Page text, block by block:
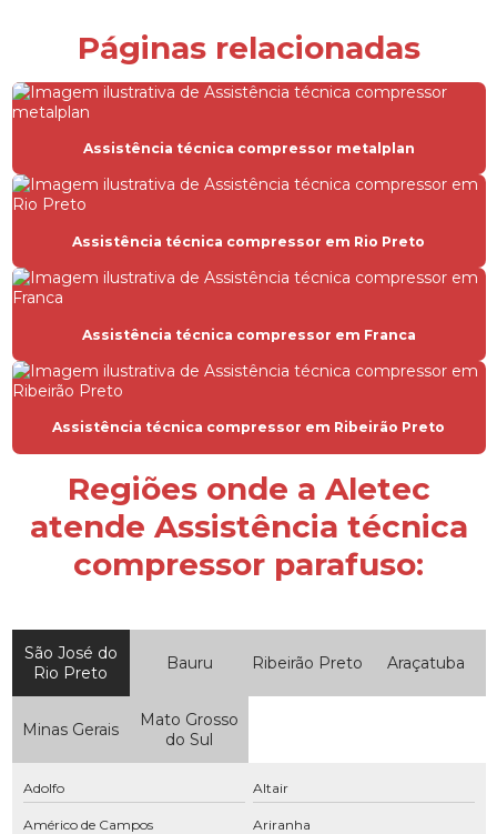
Compressor de ar comprimido
Compressor de ar hospitalar
Compressor de ar industrial
Compressor de ar industrial parafuso
Compressor de ar parafuso
Compressor de ar parafuso manutenção
Compressor de ar parafuso com secador
Compressor de ar com rosca
Compressor hospitalar
Compressor industrial
Compressor industrial preço
Compressor parafuso
Compressor parafuso preço
Compressor parafuso com secador
Compressor de parafuso com secador integrado
Páginas relacionadas
Assistência técnica compressor metalplan
Assistência técnica compressor em Rio Preto
Assistência técnica compressor em Franca
Assistência técnica compressor em Ribeirão Preto
Regiões onde a Aletec
atende Assistência técnica
compressor parafuso:
São José do
Rio Preto
Bauru Ribeirão Preto Araçatuba
Minas Gerais
Mato Grosso
do Sul
Adolfo Altair
Américo de Campos Ariranha